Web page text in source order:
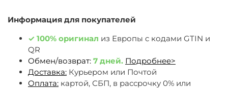
Информация для покупателей
✓ 100% оригинал из Европы c кодами GTIN и
QR
Обмен/возврат: 7 дней. Подробнее>
Доставка: Курьером или Почтой
Оплата: картой, СБП, в рассрочку 0% или